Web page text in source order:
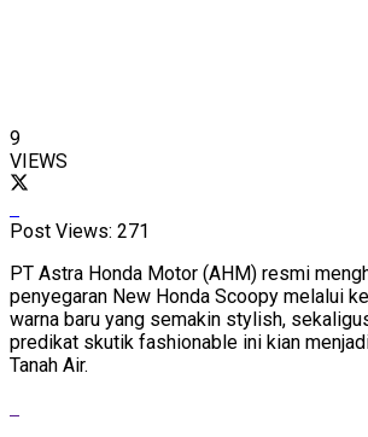
9
VIEWS
Post Views: 271
PT Astra Honda Motor (AHM) resmi
penyegaran New Honda Scoopy melalui
warna baru yang semakin stylish,
predikat skutik fashionable ini kian
Tanah Air.